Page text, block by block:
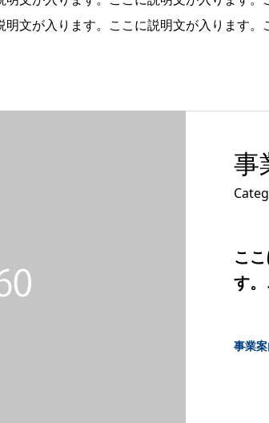
文が入ります。ここに説明文が入ります。
事
こ
す。
事業